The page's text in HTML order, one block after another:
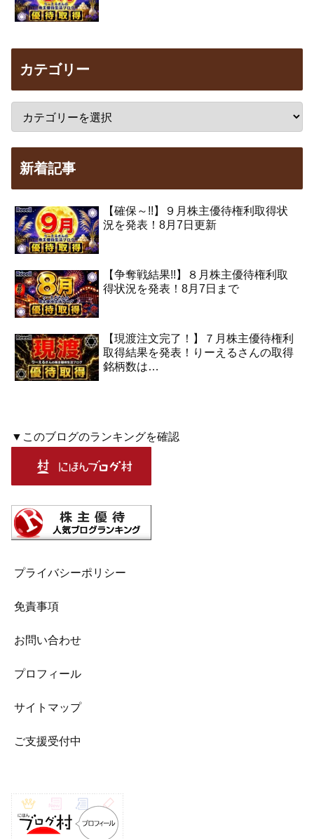
カテゴリー
新着記事
【確保～!!】９月株主優待権利取得状
況を発表！8月7日更新
【争奪戦結果!!】８月株主優待権利取
得状況を発表！8月7日まで
【現渡注文完了！】７月株主優待権利
取得結果を発表！りーえるさんの取得
銘柄数は…
▼このブログのランキングを確認
プライバシーポリシー
免責事項
お問い合わせ
プロフィール
サイトマップ
ご支援受付中